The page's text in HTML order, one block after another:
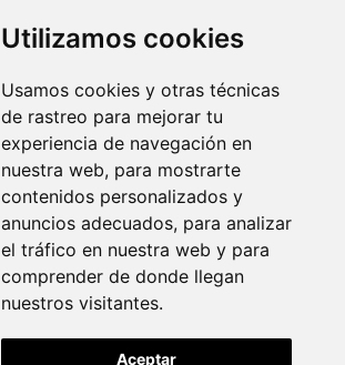
Utilizamos cookies
Usamos cookies y otras técnicas
de rastreo para mejorar tu
experiencia de navegación en
nuestra web, para mostrarte
contenidos personalizados y
anuncios adecuados, para analizar
el tráfico en nuestra web y para
comprender de donde llegan
nuestros visitantes.
Aceptar